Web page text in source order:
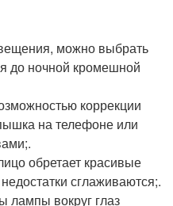
можно выбрать
до ночной кромешной
коррекции
на телефоне или
обретает красивые
сглаживаются;.
лампы вокруг глаз